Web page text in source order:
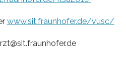
www.sit.fraunhofer.de/vusc/